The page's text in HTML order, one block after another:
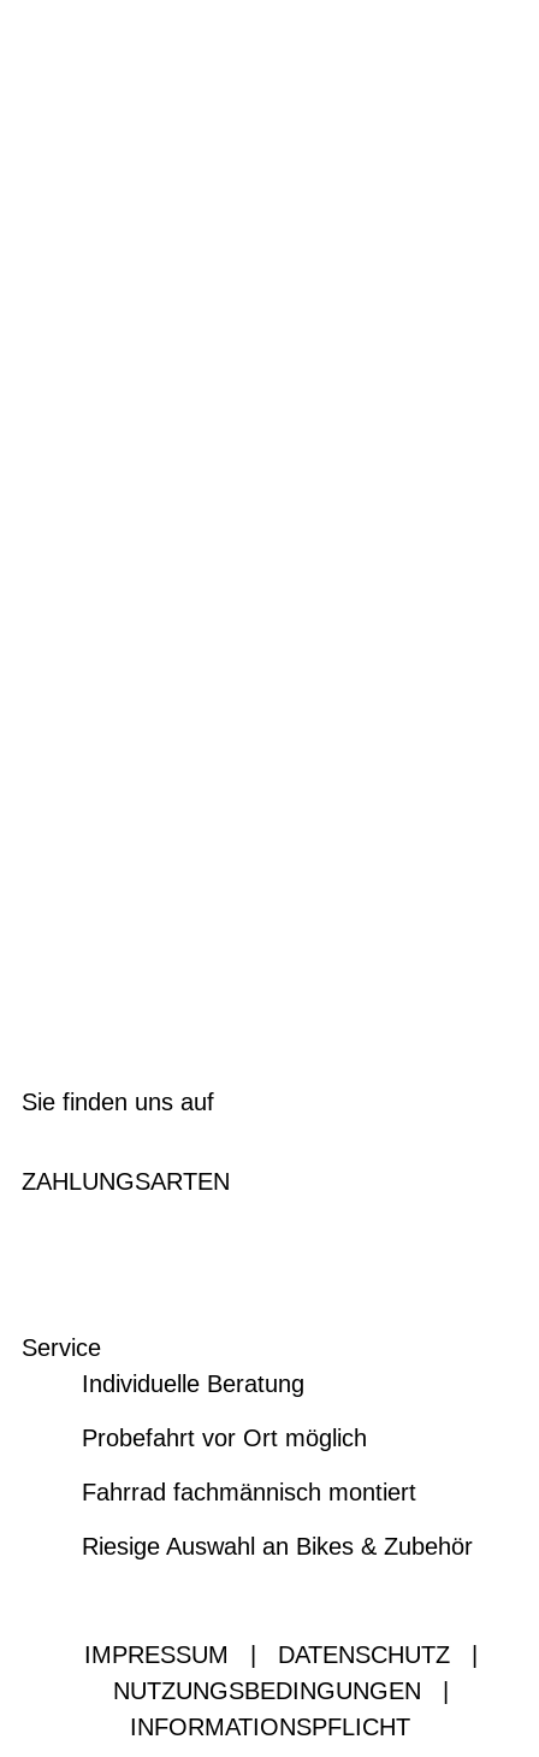
Sie finden uns auf
ZAHLUNGSARTEN
Service
Individuelle Beratung
Probefahrt vor Ort möglich
Fahrrad fachmännisch montiert
Riesige Auswahl an Bikes & Zubehör
IMPRESSUM DATENSCHUTZ
NUTZUNGSBEDINGUNGEN
INFORMATIONSPFLICHT